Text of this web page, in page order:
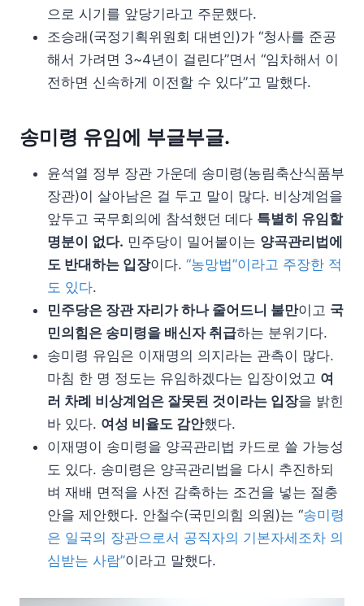
으로 시기를 앞당기라고 주문했다.
조승래(국정기획위원회 대변인)가 “청사를 준공
해서 가려면 3~4년이 걸린다”면서 “임차해서 이
전하면 신속하게 이전할 수 있다”고 말했다.
송미령 유임에 부글부글.
윤석열 정부 장관 가운데 송미령(농림축산식품부
장관)이 살아남은 걸 두고 말이 많다. 비상계엄을
앞두고 국무회의에 참석했던 데다 특별히 유임할
명분이 없다. 민주당이 밀어붙이는 양곡관리법에
도 반대하는 입장이다. “농망법”이라고 주장한 적
도 있다.
민주당은 장관 자리가 하나 줄어드니 불만이고 국
민의힘은 송미령을 배신자 취급하는 분위기다.
송미령 유임은 이재명의 의지라는 관측이 많다.
마침 한 명 정도는 유임하겠다는 입장이었고 여
러 차례 비상계엄은 잘못된 것이라는 입장을 밝힌
바 있다. 여성 비율도 감안했다.
이재명이 송미령을 양곡관리법 카드로 쓸 가능성
도 있다. 송미령은 양곡관리법을 다시 추진하되
벼 재배 면적을 사전 감축하는 조건을 넣는 절충
안을 제안했다. 안철수(국민의힘 의원)는 “송미령
은 일국의 장관으로서 공직자의 기본자세조차 의
심받는 사람”이라고 말했다.